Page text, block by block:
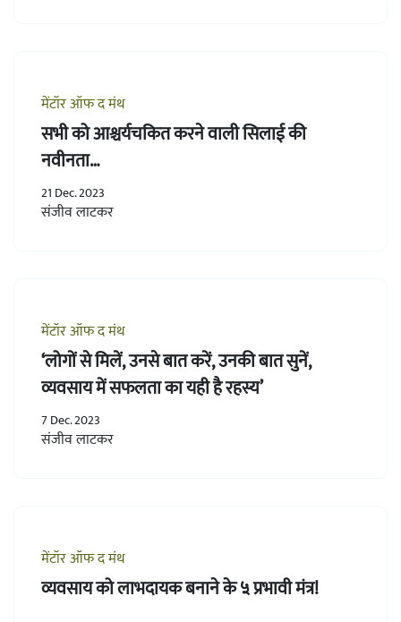
मेंटॉर ऑफ द मंथ
सभी को आश्चर्यचकित करने वाली सिलाई की
नवीनता…
21 Dec. 2023
संजीव लाटकर
मेंटॉर ऑफ द मंथ
‘लोगों से मिलें, उनसे बात करें, उनकी बात सुनें,
व्यवसाय में सफलता का यही है रहस्य’
7 Dec. 2023
संजीव लाटकर
मेंटॉर ऑफ द मंथ
व्यवसाय को लाभदायक बनाने के ५ प्रभावी मंत्र!